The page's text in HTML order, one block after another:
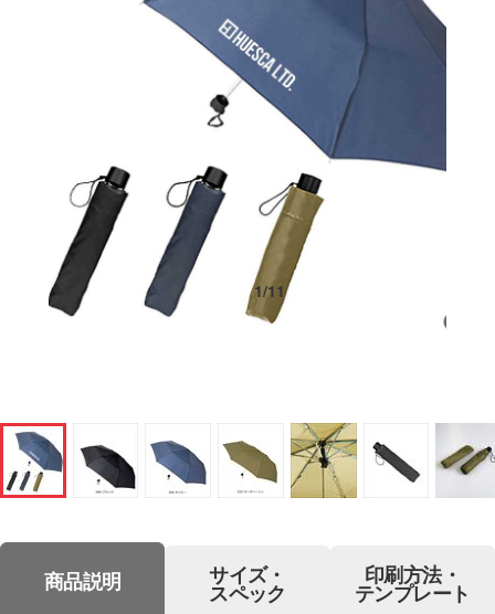
1/11
商品説明 サイズ・
スペック
印刷方法・
テンプレート